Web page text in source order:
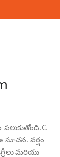
వర్షం
మరియు